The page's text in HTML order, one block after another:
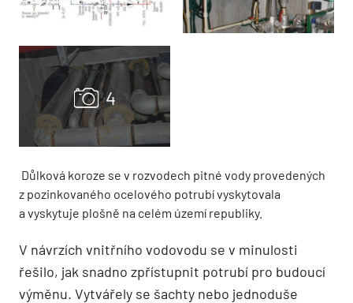
Důlková koroze se v rozvodech pitné vody provedených
z pozinkovaného ocelového potrubí vyskytovala
a vyskytuje plošně na celém území republiky.
V návrzích vnitřního vodovodu se v minulosti
řešilo, jak snadno zpřístupnit potrubí pro budoucí
výměnu. Vytvářely se šachty nebo jednoduše